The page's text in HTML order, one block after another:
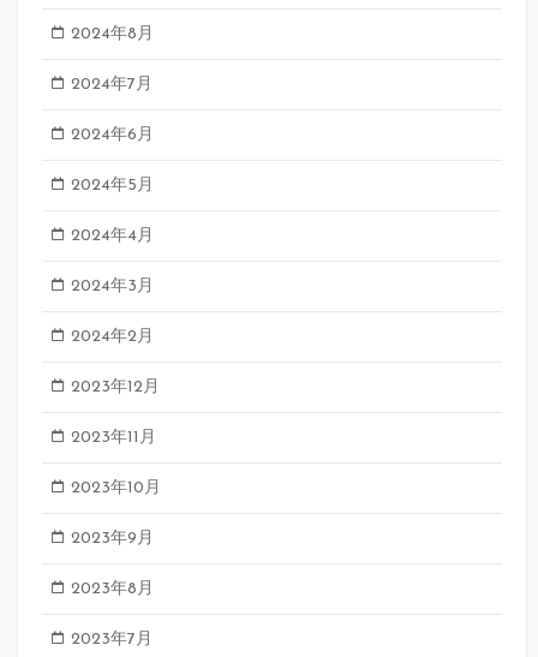
2024年8月
2024年7月
2024年6月
2024年5月
2024年4月
2024年3月
2024年2月
2023年12月
2023年11月
2023年10月
2023年9月
2023年8月
2023年7月